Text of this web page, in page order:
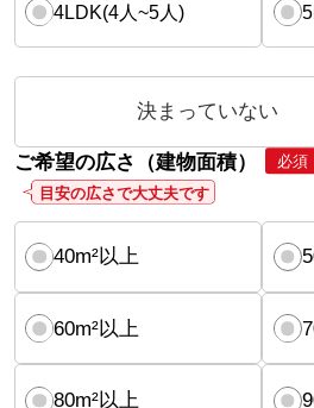
4LDK(4人~5人)
決まっていない
ご希望の広さ（建物面積）
必須
目安の広さで大丈夫です
40m²以上
60m²以上
80m²以上